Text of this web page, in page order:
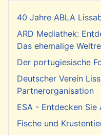
40 Jahre ABLA
ARD Mediathek:
Das ehemalige
Der portugiesische
Deutscher Verein
Partnerorganisation
ESA - Entdecken Sie
Fische und